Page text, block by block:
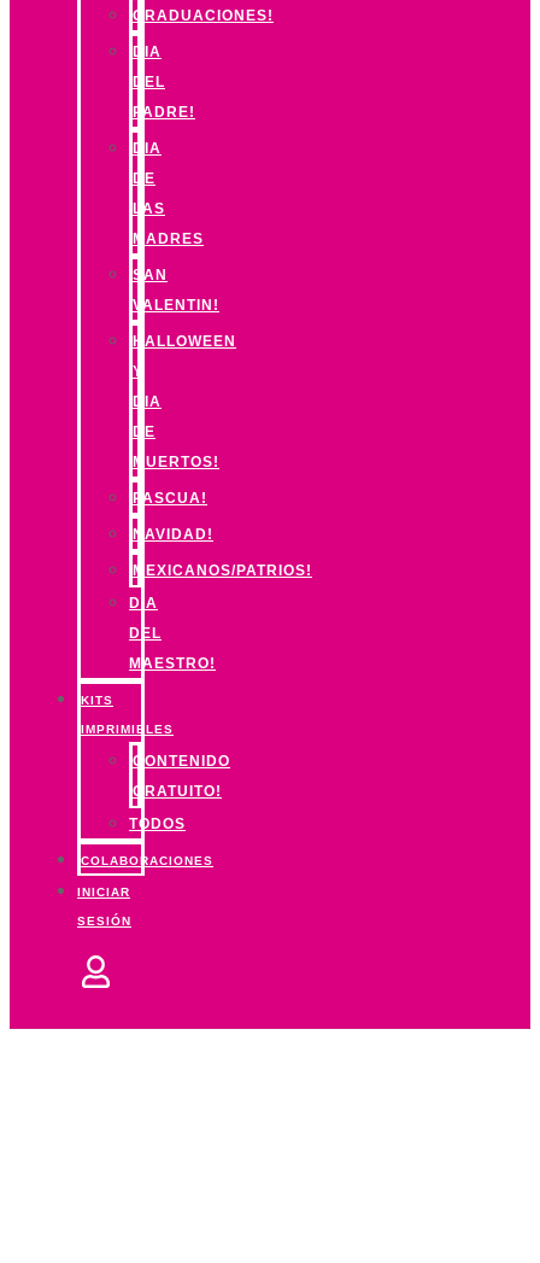
GRADUACIONES!
DIA
DEL
PADRE!
DIA
DE
LAS
MADRES
SAN
VALENTIN!
HALLOWEEN
Y
DIA
DE
MUERTOS!
PASCUA!
NAVIDAD!
MEXICANOS/PATRIOS!
DIA
DEL
MAESTRO!
KITS
IMPRIMIBLES
CONTENIDO
GRATUITO!
TODOS
COLABORACIONES
INICIAR
SESIÓN